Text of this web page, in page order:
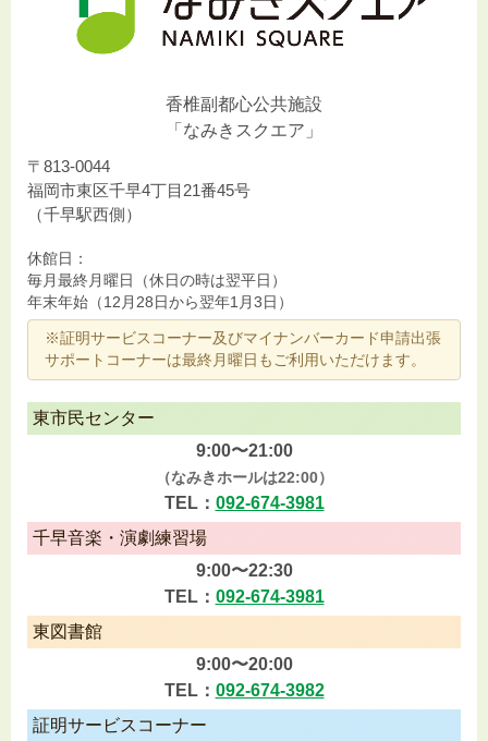
香椎副都心公共施設
「なみきスクエア」
〒813-0044
福岡市東区千早4丁目21番45号
（千早駅西側）
休館日：
毎月最終月曜日（休日の時は翌平日）
年末年始（12月28日から翌年1月3日）
※証明サービスコーナー及びマイナンバーカード申請出張
サポートコーナーは最終月曜日もご利用いただけます。
東市民センター
9:00〜21:00
（なみきホールは22:00）
TEL： 092-674-3981
千早音楽・演劇練習場
9:00〜22:30
TEL： 092-674-3981
東図書館
9:00〜20:00
TEL： 092-674-3982
証明サービスコーナー